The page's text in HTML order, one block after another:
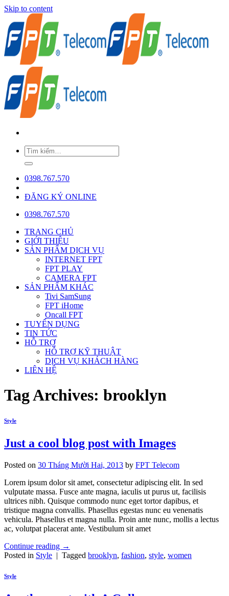
Skip to content
0398.767.570
ĐĂNG KÝ ONLINE
0398.767.570
TRANG CHỦ
GIỚI THIỆU
SẢN PHẨM DỊCH VỤ
INTERNET FPT
FPT PLAY
CAMERA FPT
SẢN PHẨM KHÁC
Tivi SamSung
FPT iHome
Oncall FPT
TUYỂN DỤNG
TIN TỨC
HỖ TRỢ
HỖ TRỢ KỸ THUẬT
DỊCH VỤ KHÁCH HÀNG
LIÊN HỆ
Tag Archives: brooklyn
Style
Just a cool blog post with Images
Posted on 30 Tháng Mười Hai, 2013 by FPT Telecom
Lorem ipsum dolor sit amet, consectetur adipiscing elit. In sed
vulputate massa. Fusce ante magna, iaculis ut purus ut, facilisis
ultrices nibh. Quisque commodo nunc eget tortor dapibus, et
tristique magna convallis. Phasellus egestas nunc eu venenatis
vehicula. Phasellus et magna nulla. Proin ante nunc, mollis a lectus
ac, volutpat placerat ante. Vestibulum sit amet
Continue reading →
Posted in Style | Tagged brooklyn, fashion, style, women
Style